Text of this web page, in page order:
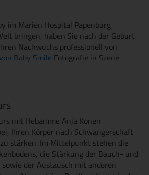
im Marien Hospital Papenburg
bringen, haben Sie nach der Geburt
Nachwuchs professionell von
Baby Smile Fotografie in Szene
mit Hebamme Anja Konen
Ihren Körper nach Schwangerschaft
stärken. Im Mittelpunkt stehen die
die Stärkung der Bauch- und
der Austausch mit anderen